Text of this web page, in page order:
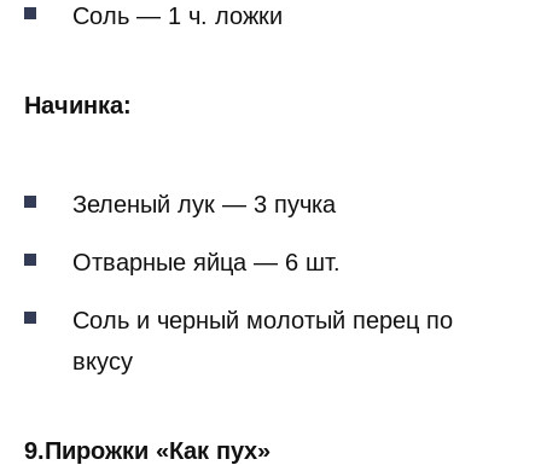
Соль — 1 ч. ложки
Начинка:
Зеленый лук — 3 пучка
Отварные яйца — 6 шт.
Соль и черный молотый перец по
вкусу
9.Пирожки «Как пух»